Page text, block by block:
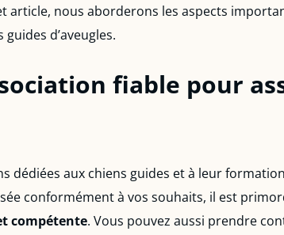
article, nous aborderons les aspects
d’aveugles.
fiable pour
dédiées aux chiens guides et à leur
conformément à vos souhaits, il est
compétente. Vous pouvez aussi prendre